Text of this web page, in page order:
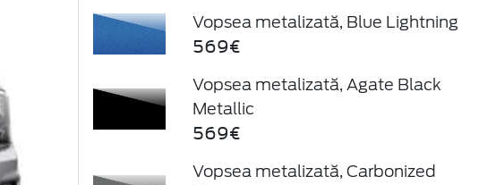
Vopsea metalizată, Blue Lightning
569€
Vopsea metalizată, Agate Black
Metallic
569€
Vopsea metalizată, Carbonized